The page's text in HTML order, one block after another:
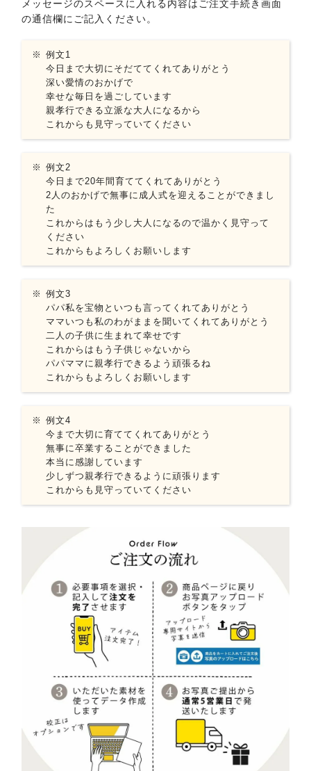
メッセージのスペースに入れる内容はご注文手続き画面
の通信欄にご記入ください。
例文1
今日まで大切にそだててくれてありがとう
深い愛情のおかげで
幸せな毎日を過ごしています
親孝行できる立派な大人になるから
これからも見守っていてください
例文2
今日まで20年間育ててくれてありがとう
2人のおかげで無事に成人式を迎えることができまし
た
これからはもう少し大人になるので温かく見守って
ください
これからもよろしくお願いします
例文3
パパ私を宝物といつも言ってくれてありがとう
ママいつも私のわがままを聞いてくれてありがとう
二人の子供に生まれて幸せです
これからはもう子供じゃないから
パパママに親孝行できるよう頑張るね
これからもよろしくお願いします
例文4
今まで大切に育ててくれてありがとう
無事に卒業することができました
本当に感謝しています
少しずつ親孝行できるように頑張ります
これからも見守っていてください